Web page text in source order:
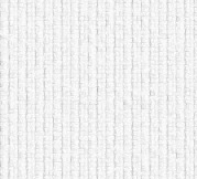
кровати, чтобы заполнить
пустующее там
место. Также стеллажи
очень часто используют в
качестве разграничителей
комнаты, например, на
рабочую зону и
пространство для отдыха.
Особенно это актуально
для однокомнатных
квартир.